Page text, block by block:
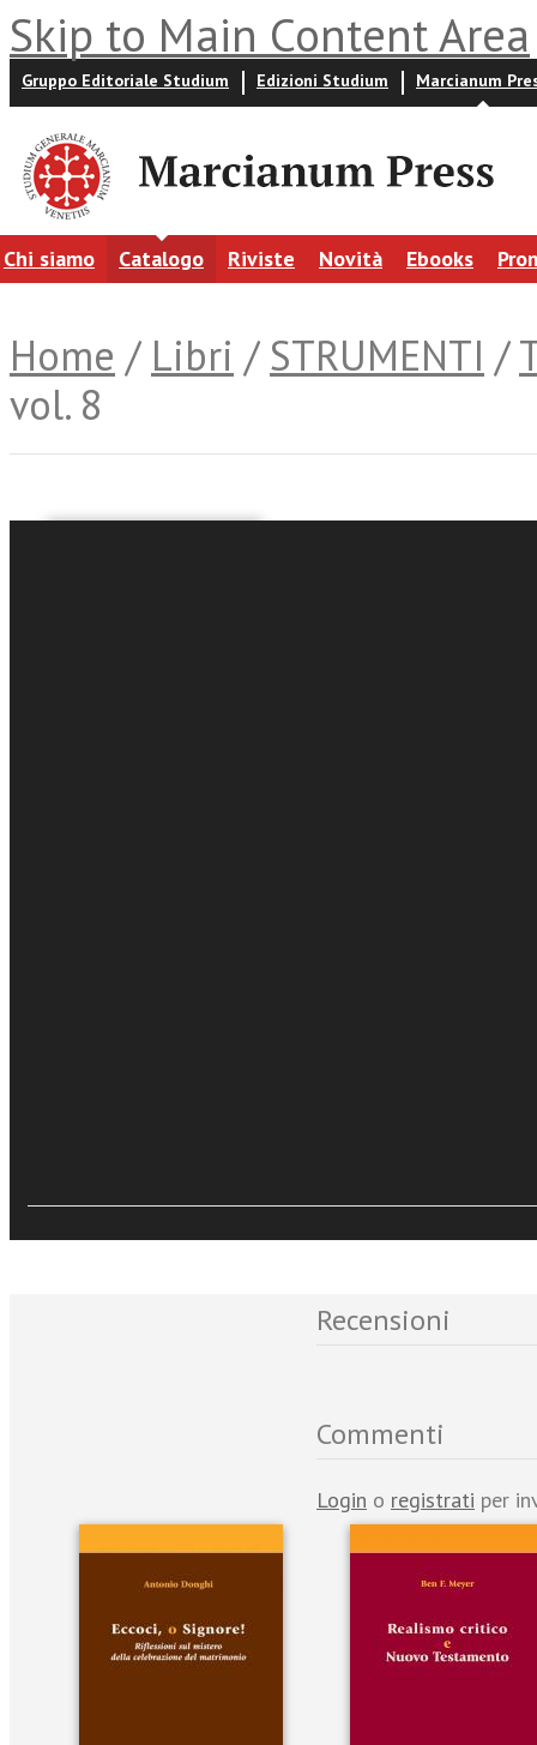
Skip to Main Content Area
Gruppo Editoriale Studium Edizioni Studium Marcianum
Chi siamo Catalogo Riviste Novità Ebooks
Home / Libri / STRUMENTI /
vol. 8
Eventi e News
Recensioni
Commenti
Login o registrati per